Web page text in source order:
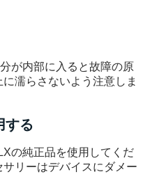
が内部に入ると故障の原
濡らさないよう注意しま
する
の純正品を使用してくだ
リーはデバイスにダメー